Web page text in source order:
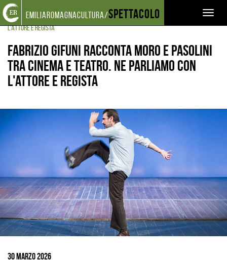
Torna
alla
home
Cerca
nel
sito
Salta
ai
contenuti
Salta
al
menu
emiliaromagnacultura/Spettacolo
EVENTI E NEWS
NOTIZIE
FABRIZIO GIFUNI RACCONTA MORO E PASOLINI TRA CINEMA E TEATRO. NE PARLIAMO CON
L'ATTORE E REGISTA
Fabrizio Gifuni racconta Moro e Pasolini
tra cinema e teatro. Ne parliamo con
l'attore e regista
30 Marzo 2026